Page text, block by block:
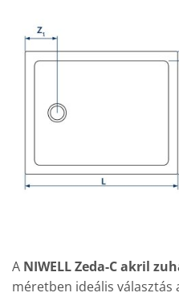
A NIWELL Zeda-C akril
méretben ideális